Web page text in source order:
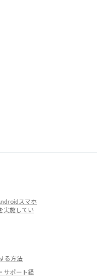
スマホ
実施してい
る方法
サポート経